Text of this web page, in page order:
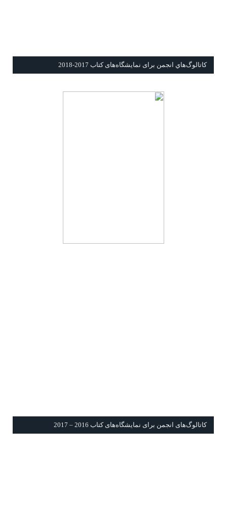
كاتالوگ‌هاي انجمن برای نمايشگاه‌های كتاب 2017-2018
كاتالوگ‌های انجمن برای نمايشگاه‌های كتاب 2016 – 2017